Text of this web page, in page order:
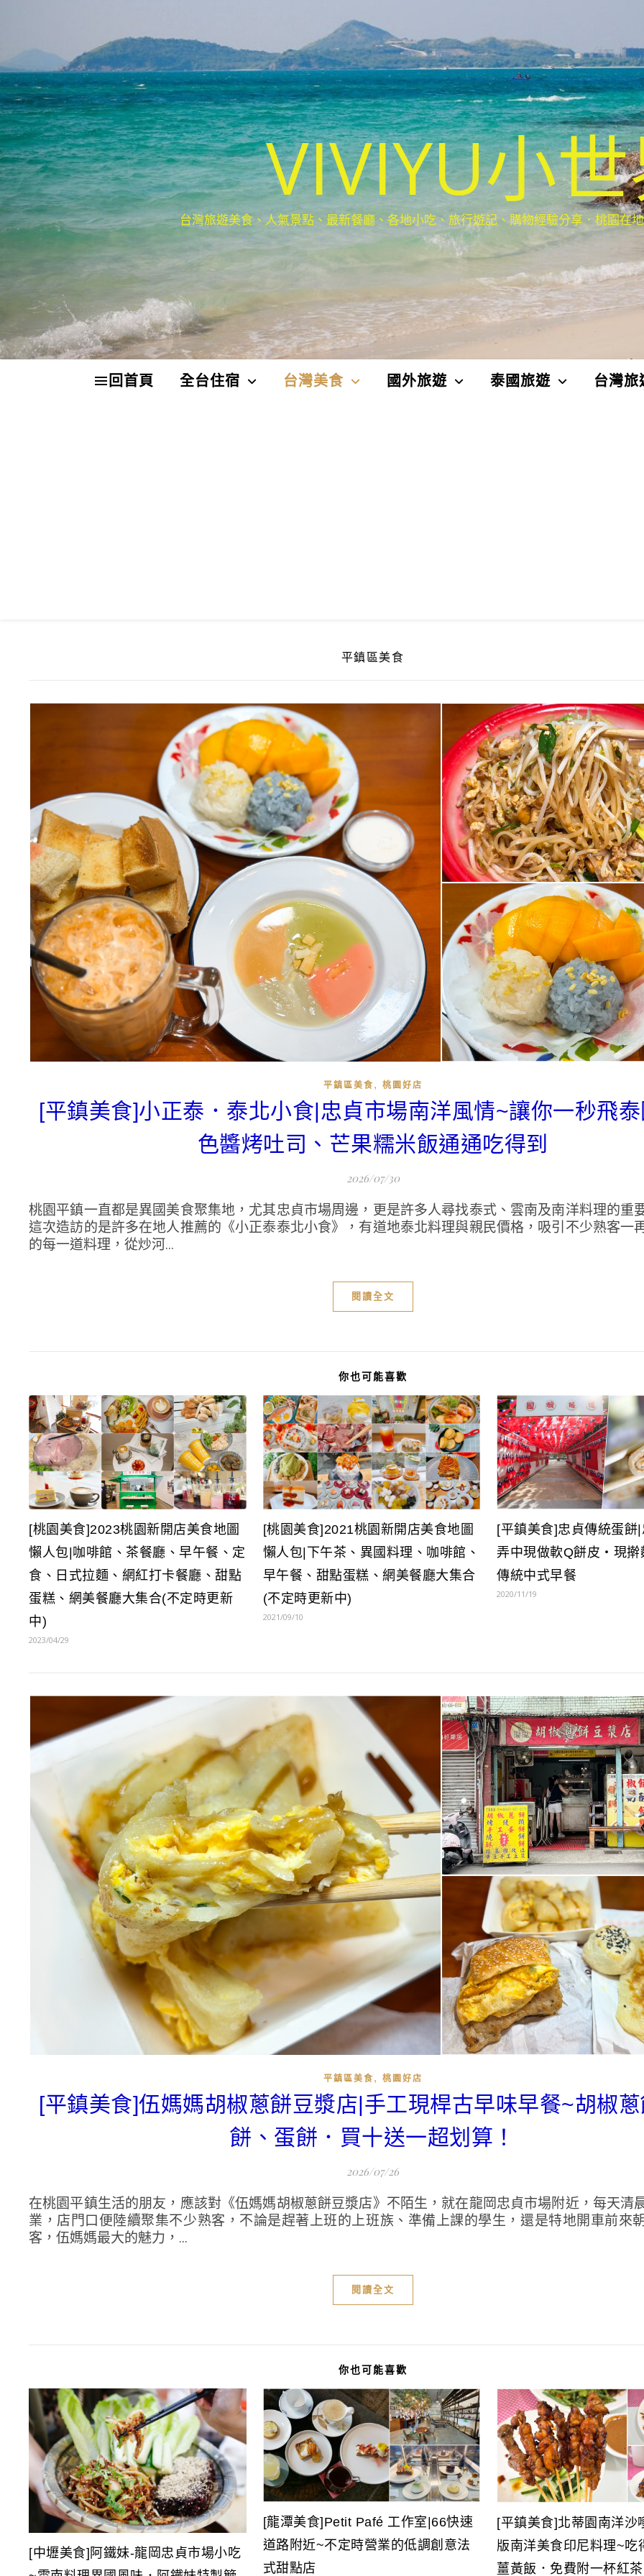
VIVIYU小
台灣旅遊美食、人氣景點、最新餐廳、各地小吃、旅行遊記、購物經驗分享．桃園在
回首頁 全台住宿 台灣美食 國外旅遊 泰國旅遊 台灣旅
平鎮區美食
平鎮區美食 , 桃園好店
[平鎮美食]小正泰．泰北小食|忠貞市場南洋風情~讓你一秒飛
色醬烤吐司、芒果糯米飯通通吃得到
2026/07/30
桃園平鎮一直都是異國美食聚集地，尤其忠貞市場周邊，更是許多人尋找泰式、雲南及南洋料理的重
這次造訪的是許多在地人推薦的《小正泰泰北小食》，有道地泰北料理與親民價格，吸引不少熟客一
的每一道料理，從炒河...
閱讀全文
你也可能喜歡
[桃園美食]2023桃園新開店美食地圖
懶人包|咖啡館、茶餐廳、早午餐、定
食、日式拉麵、網紅打卡餐廳、甜點
蛋糕、網美餐廳大集合(不定時更新
中)
2023/04/29
[桃園美食]2021桃園新開店美食地圖
懶人包|下午茶、異國料理、咖啡館、
早午餐、甜點蛋糕、網美餐廳大集合
(不定時更新中)
2021/09/10
[平鎮美食]忠貞傳統蛋餅
弄中現做軟Q餅皮‧現擀
傳統中式早餐
2020/11/19
平鎮區美食 , 桃園好店
[平鎮美食]伍媽媽胡椒蔥餅豆漿店|手工現桿古早味早餐~胡椒
餅、蛋餅．買十送一超划算！
2026/07/26
在桃園平鎮生活的朋友，應該對《伍媽媽胡椒蔥餅豆漿店》不陌生，就在龍岡忠貞市場附近，每天清
業，店門口便陸續聚集不少熟客，不論是趕著上班的上班族、準備上課的學生，還是特地開車前來
客，伍媽媽最大的魅力，...
閱讀全文
你也可能喜歡
[中壢美食]阿鐵妹-龍岡忠貞市場小吃
[龍潭美食]Petit Pafé 工作室|66快速
道路附近~不定時營業的低調創意法
式甜點店
[平鎮美食]北蒂園南洋沙
版南洋美食印尼料理~吃
薑黃飯．免費附一杯紅茶